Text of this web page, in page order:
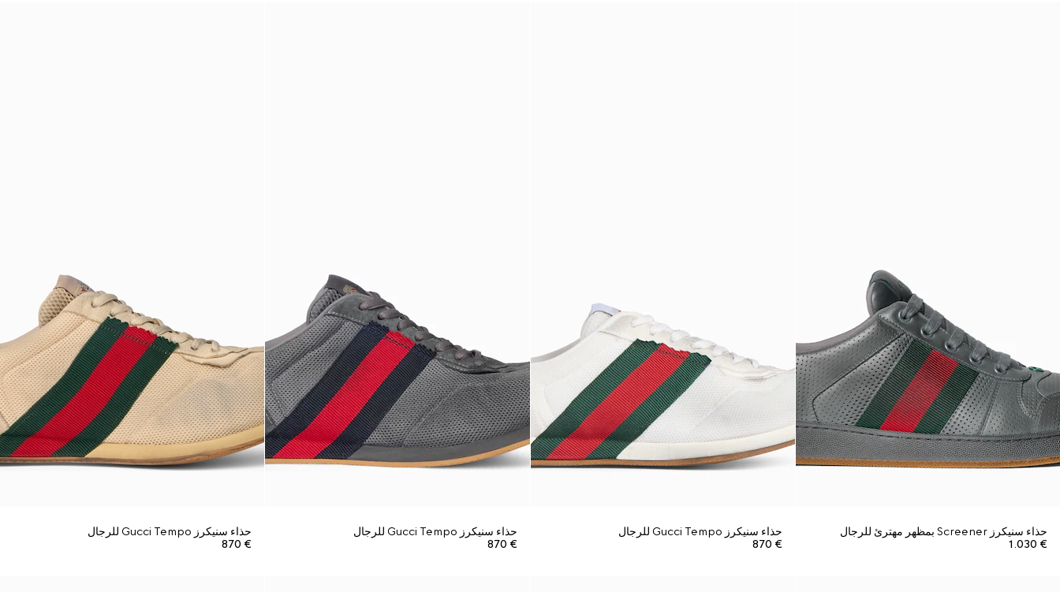
حذاء سنيكرز Screener بمظهر مهترئ للرجال
€ 1.030
حذاء سنيكرز Gucci Tempo للرجال
€ 870
حذاء سنيكرز Gucci Tempo للرجال
€ 870
حذاء سنيكرز Gucci Tempo للرجال
€ 870